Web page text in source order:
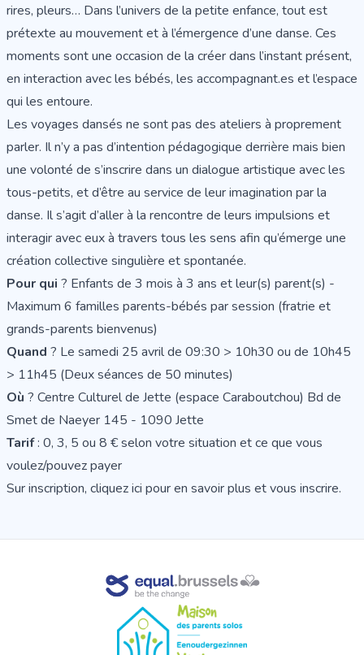
rires, pleurs… Dans l’univers de la petite enfance, tout est
prétexte au mouvement et à l’émergence d’une danse. Ces
moments sont une occasion de la créer dans l’instant présent,
en interaction avec les bébés, les accompagnant.es et l’espace
qui les entoure.
Les voyages dansés ne sont pas des ateliers à proprement
parler. Il n’y a pas d’intention pédagogique derrière mais bien
une volonté de s’inscrire dans un dialogue artistique avec les
tous-petits, et d’être au service de leur imagination par la
danse. Il s’agit d’aller à la rencontre de leurs impulsions et
interagir avec eux à travers tous les sens afin qu’émerge une
création collective singulière et spontanée.
Pour qui ? Enfants de 3 mois à 3 ans et leur(s) parent(s) -
Maximum 6 familles parents-bébés par session (fratrie et
grands-parents bienvenus)
Quand ? Le samedi 25 avril de 09:30 > 10h30 ou de 10h45
> 11h45 (Deux séances de 50 minutes)
Où ? Centre Culturel de Jette (espace Caraboutchou) Bd de
Smet de Naeyer 145 - 1090 Jette
Tarif: 0, 3, 5 ou 8 € selon votre situation et ce que vous
voulez/pouvez payer
Sur inscription, cliquez ici pour en savoir plus et vous inscrire.